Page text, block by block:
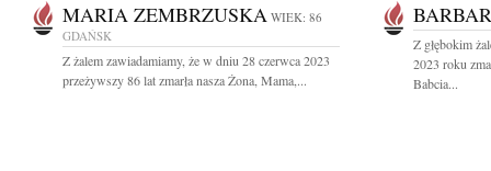
MARIA ZEMBRZUSKA WIEK: 86
GDAŃSK
Z żalem zawiadamiamy, że w dniu 28 czerwca 2023
przeżywszy 86 lat zmarła nasza Żona, Mama,...
Z głębokim
2023 roku
Babcia...